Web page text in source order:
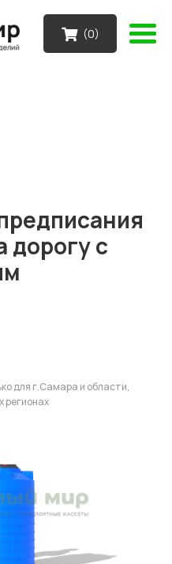
(0)
дорогу с
для г.Самара и области,
регионах